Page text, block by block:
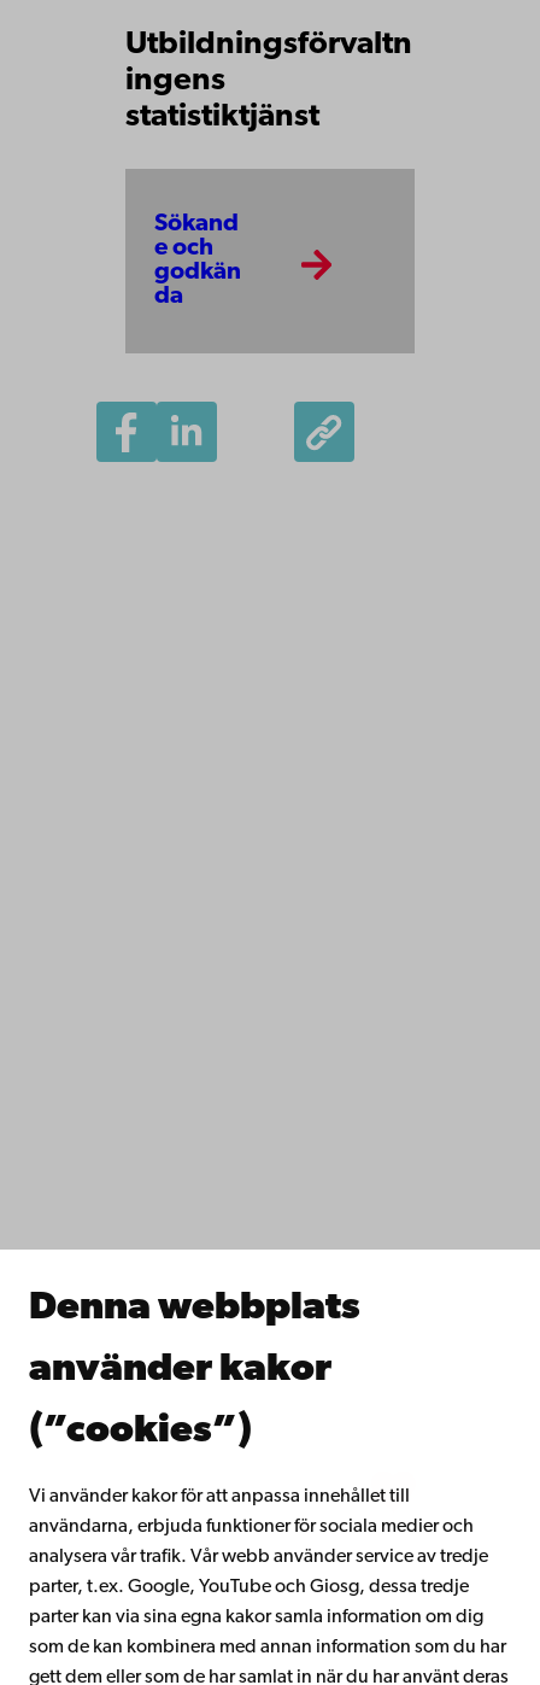
Denna webbplats
använder kakor
(”cookies”)
Vi använder kakor för att anpassa innehållet till
användarna, erbjuda funktioner för sociala medier och
analysera vår trafik. Vår webb använder service av tredje
parter, t.ex. Google, YouTube och Giosg, dessa tredje
parter kan via sina egna kakor samla information om dig
som de kan kombinera med annan information som du har
gett dem eller som de har samlat in när du har använt deras
Utbildningsförvaltn
ingens
statistiktjänst
Sökand
e och
godkän
da
Samarbeta med oss
Kontinuerligt lärande
Gå med i Åbo Akademis alumnnätverk
Intranätet
Facebook InstagramYouTube LinkedIn Blog Snapchat